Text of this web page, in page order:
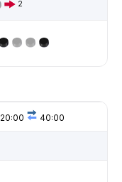
2
20:00 40:00